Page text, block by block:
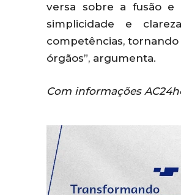
versa sobre a fusão e
simplicidade e
competências,
órgãos”, argumenta.
Com informações